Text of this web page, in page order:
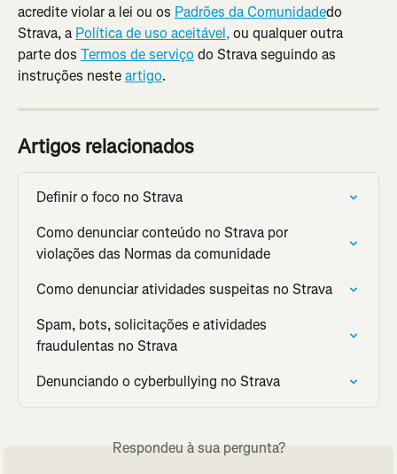
acredite violar a lei ou os Padrões da Comunidadedo
Strava, a Política de uso aceitável, ou qualquer outra
parte dos Termos de serviço do Strava seguindo as
instruções neste artigo.
Artigos relacionados
Definir o foco no Strava
Como denunciar conteúdo no Strava por
violações das Normas da comunidade
Como denunciar atividades suspeitas no Strava
Spam, bots, solicitações e atividades
fraudulentas no Strava
Denunciando o cyberbullying no Strava
Respondeu à sua pergunta?